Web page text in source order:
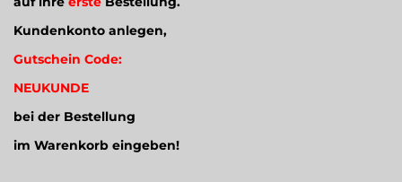
Kundenkonto anlegen,
Gutschein Code:
NEUKUNDE
bei der Bestellung
im Warenkorb eingeben!